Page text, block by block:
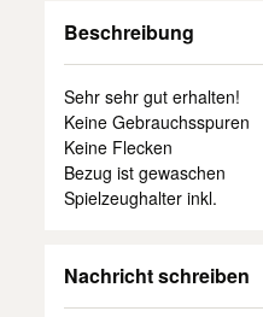
Beschreibung
Sehr sehr gut erhalten!
Keine Gebrauchsspuren
Keine Flecken
Bezug ist gewaschen
Spielzeughalter inkl.
Nachricht schreiben